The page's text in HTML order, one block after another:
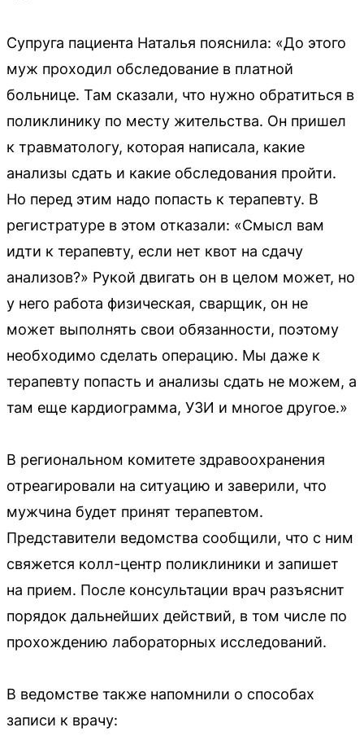
Супруга пациента Наталья пояснила: «До этого
муж проходил обследование в платной
больнице. Там сказали, что нужно обратиться в
поликлинику по месту жительства. Он пришел
к травматологу, которая написала, какие
анализы сдать и какие обследования пройти.
Но перед этим надо попасть к терапевту. В
регистратуре в этом отказали: «Смысл вам
идти к терапевту, если нет квот на сдачу
анализов?» Рукой двигать он в целом может, но
у него работа физическая, сварщик, он не
может выполнять свои обязанности, поэтому
необходимо сделать операцию. Мы даже к
терапевту попасть и анализы сдать не можем, а
там еще кардиограмма, УЗИ и многое другое.»
В региональном комитете здравоохранения
отреагировали на ситуацию и заверили, что
мужчина будет принят терапевтом.
Представители ведомства сообщили, что с ним
свяжется колл-центр поликлиники и запишет
на прием. После консультации врач разъяснит
порядок дальнейших действий, в том числе по
прохождению лабораторных исследований.
В ведомстве также напомнили о способах
записи к врачу: